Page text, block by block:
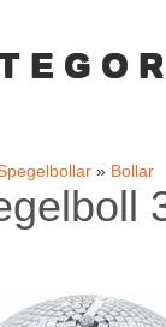
» Bollar